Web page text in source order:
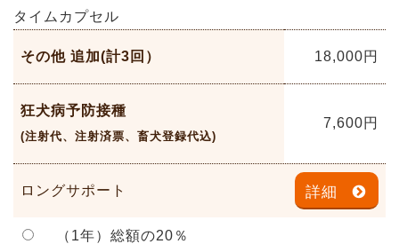
タイムカプセル
その他 追加(計3回） 18,000円
狂犬病予防接種
(注射代、注射済票、畜犬登録代込)
7,600円
ロングサポート 詳細
（1年）総額の20％